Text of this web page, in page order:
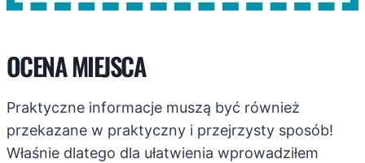
OCENA MIEJSCA
Praktyczne informacje muszą być również
przekazane w praktyczny i przejrzysty sposób!
Właśnie dlatego dla ułatwienia wprowadziłem